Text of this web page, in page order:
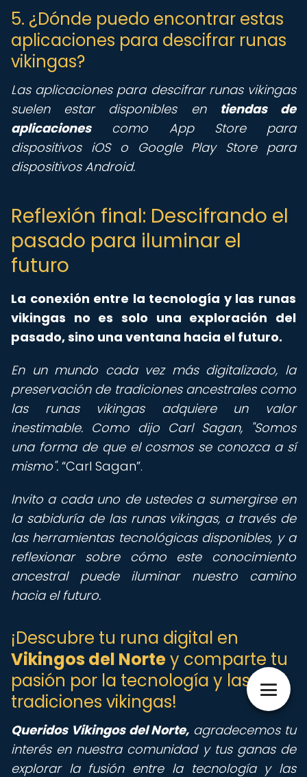
5. ¿Dónde puedo encontrar estas
aplicaciones para descifrar runas
vikingas?
Las aplicaciones para descifrar runas vikingas
suelen estar disponibles en tiendas de
aplicacionescomo App Store para
dispositivos iOS o Google Play Store para
dispositivos Android.
Reflexión final: Descifrando el
pasado para iluminar el
futuro
La conexión entre la tecnología y las runas
vikingas no es solo una exploración del
pasado, sino una ventana hacia el futuro.
En un mundo cada vez más digitalizado, la
preservación de tradiciones ancestrales como
las runas vikingas adquiere un valor
inestimable. Como dijo Carl Sagan, "Somos
una forma de que el cosmos se conozca a sí
mismo". Carl Sagan .
Invito a cada uno de ustedes a sumergirse en
la sabiduría de las runas vikingas, a través de
las herramientas tecnológicas disponibles, y a
reflexionar sobre cómo este conocimiento
ancestral puede iluminar nuestro camino
hacia el futuro.
¡Descubre tu runa digital en
Vikingos del Nortey comparte tu
pasión por la tecnología y las
tradiciones vikingas!
Queridos Vikingos del Norte, agradecemos tu
interés en nuestra comunidad y tus ganas de
explorar la fusión entre la tecnología y las